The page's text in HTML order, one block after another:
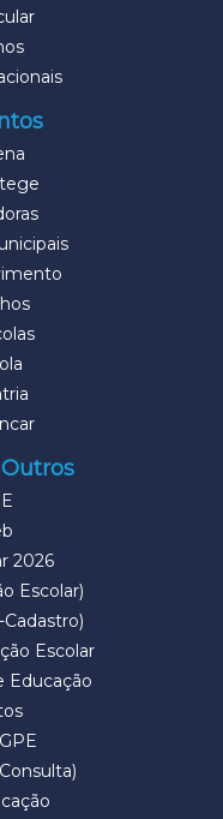
2026
Escolar)
Escolar
Educação